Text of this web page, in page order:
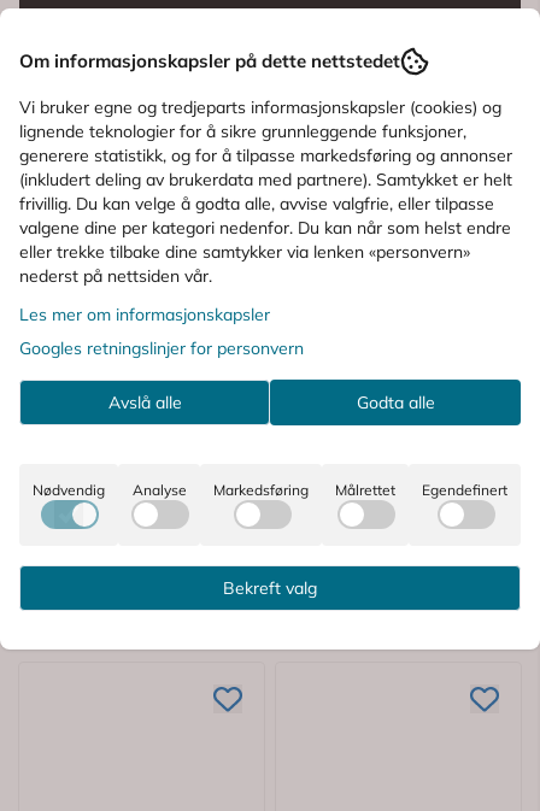
Informasjon
Produsent
Produktanmeldelser
Spørsmål og svar
Bruksområder
Ingredienser
KUNDER SOM SÅ PÅ DETTE SÅ OGSÅ
PÅ
Om informasjonskapsler på dette nettstedet
Vi bruker egne og tredjeparts informasjonskapsler (cookies) og
lignende teknologier for å sikre grunnleggende funksjoner,
generere statistikk, og for å tilpasse markedsføring og annonser
(inkludert deling av brukerdata med partnere). Samtykket er helt
frivillig. Du kan velge å godta alle, avvise valgfrie, eller tilpasse
valgene dine per kategori nedenfor. Du kan når som helst endre
eller trekke tilbake dine samtykker via lenken «personvern»
nederst på nettsiden vår.
Les mer om informasjonskapsler
Googles retningslinjer for personvern
Avslå alle Godta alle
Nødvendig Analyse Markedsføring Målrettet Egendefinert
Bekreft valg